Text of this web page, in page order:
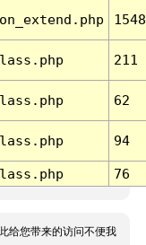
1548
211
62
94
76
给您带来的访问不便我